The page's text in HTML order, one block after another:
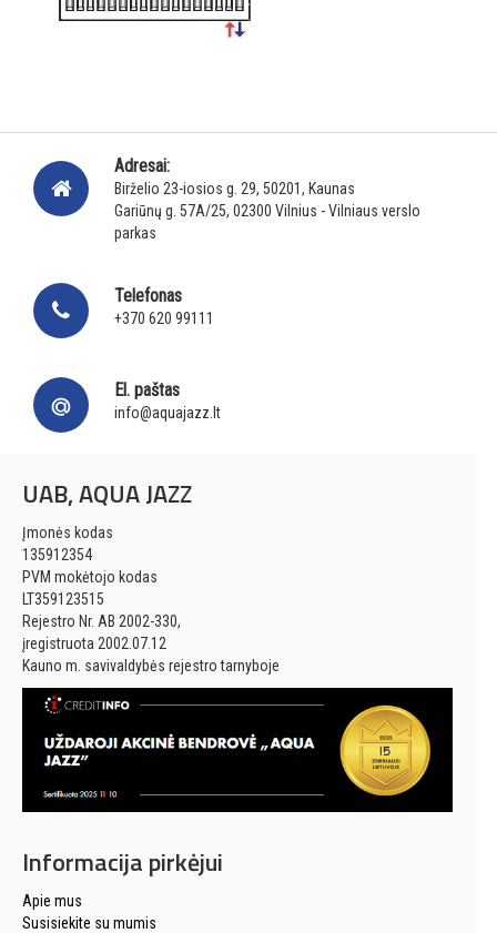
Adresai:
Birželio 23-iosios g. 29, 50201, Kaunas
Gariūnų g. 57A/25, 02300 Vilnius - Vilniaus verslo
parkas
Telefonas
+370 620 99111
El. paštas
info@aquajazz.lt
UAB, AQUA JAZZ
Įmonės kodas
135912354
PVM mokėtojo kodas
LT359123515
Rejestro Nr. AB 2002-330,
įregistruota 2002.07.12
Kauno m. savivaldybės rejestro tarnyboje
Informacija pirkėjui
Apie mus
Susisiekite su mumis